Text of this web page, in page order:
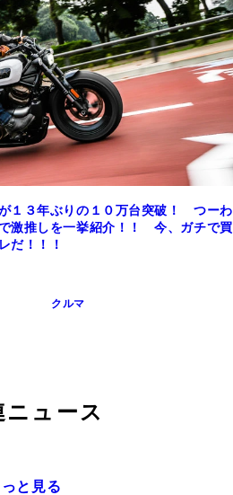
１３年ぶりの１０万台突破！ つーわ
激推しを一挙紹介！！ 今、ガチで買
だ！！！
クルマ
ニュース
と見る